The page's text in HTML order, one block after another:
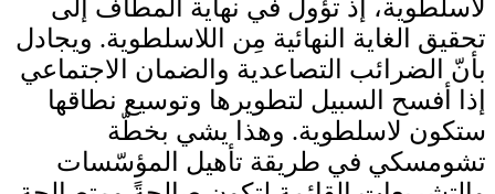
لاسلطوية، إذ تؤول في نهاية المطاف إلى
تحقيق الغاية النهائية مِن اللاسلطوية. ويجادل
بأنّ الضرائب التصاعدية والضمان الاجتماعي
إذا أفسح السبيل لتطويرها وتوسيع نطاقها
ستكون لاسلطوية. وهذا يشي بخطّة
تشومسكي في طريقة تأهيل المؤسّسات